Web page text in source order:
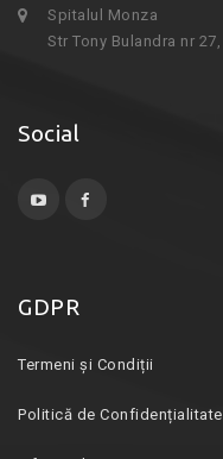
Spitalul Monza
Str Tony Bulandra nr
Social
GDPR
Termeni și Condiții
Politică de Confidențialitate